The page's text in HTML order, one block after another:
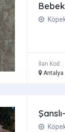
İlan Kod :
Antalya